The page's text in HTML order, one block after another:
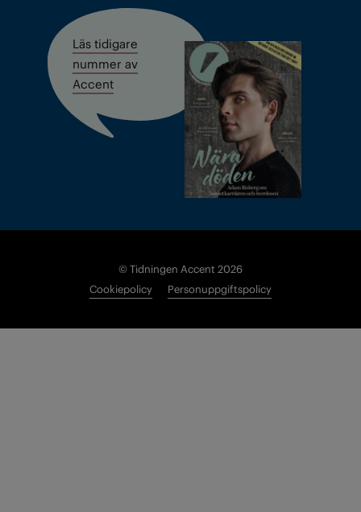
Läs tidigare
nummer av
Accent
© Tidningen Accent 2026
Cookiepolicy
Personuppgiftspolicy